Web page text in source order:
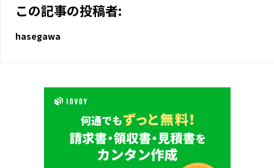
この記事の投稿者:
hasegawa